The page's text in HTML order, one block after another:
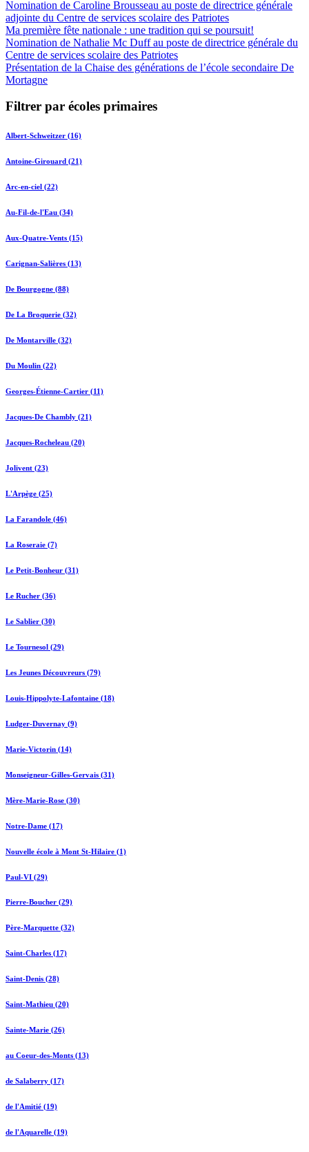
Nomination de Caroline Brousseau au poste de directrice générale
adjointe du Centre de services scolaire des Patriotes
Ma première fête nationale : une tradition qui se poursuit!
Nomination de Nathalie Mc Duff au poste de directrice générale du
Centre de services scolaire des Patriotes
Présentation de la Chaise des générations de l’école secondaire De
Mortagne
Filtrer par écoles primaires
Albert-Schweitzer (16)
Antoine-Girouard (21)
Arc-en-ciel (22)
Au-Fil-de-l'Eau (34)
Aux-Quatre-Vents (15)
Carignan-Salières (13)
De Bourgogne (88)
De La Broquerie (32)
De Montarville (32)
Du Moulin (22)
Georges-Étienne-Cartier (11)
Jacques-De Chambly (21)
Jacques-Rocheleau (20)
Jolivent (23)
L'Arpège (25)
La Farandole (46)
La Roseraie (7)
Le Petit-Bonheur (31)
Le Rucher (36)
Le Sablier (30)
Le Tournesol (29)
Les Jeunes Découvreurs (79)
Louis-Hippolyte-Lafontaine (18)
Ludger-Duvernay (9)
Marie-Victorin (14)
Monseigneur-Gilles-Gervais (31)
Mère-Marie-Rose (30)
Notre-Dame (17)
Nouvelle école à Mont St-Hilaire (1)
Paul-VI (29)
Pierre-Boucher (29)
Père-Marquette (32)
Saint-Charles (17)
Saint-Denis (28)
Saint-Mathieu (20)
Sainte-Marie (26)
au Coeur-des-Monts (13)
de Salaberry (17)
de l'Amitié (19)
de l'Aquarelle (19)